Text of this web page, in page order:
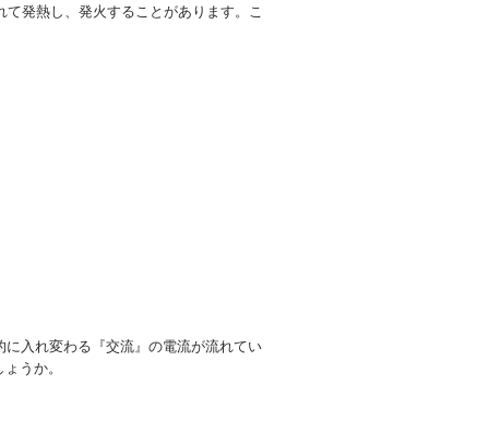
発熱し、発火することがあります。こ
入れ変わる『交流』の電流が流れてい
うか。